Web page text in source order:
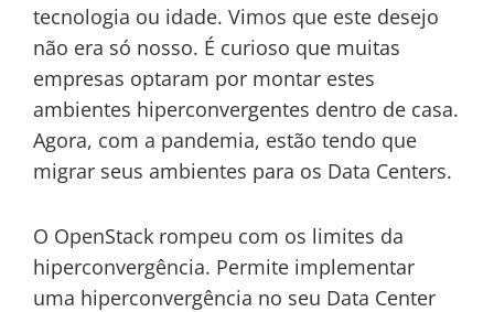
tecnologia ou idade. Vimos que este desejo
não era só nosso. É curioso que muitas
empresas optaram por montar estes
ambientes hiperconvergentes dentro de casa.
Agora, com a pandemia, estão tendo que
migrar seus ambientes para os Data Centers.
O OpenStack rompeu com os limites da
hiperconvergência. Permite implementar
uma hiperconvergência no seu Data Center